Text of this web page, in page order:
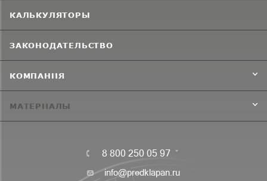
КАЛЬКУЛЯТОРЫ
ЗАКОНОДАТЕЛЬСТВО
КОМПАНИЯ
МАТЕРИАЛЫ
8 800 250 05 97
info@predklapan.ru